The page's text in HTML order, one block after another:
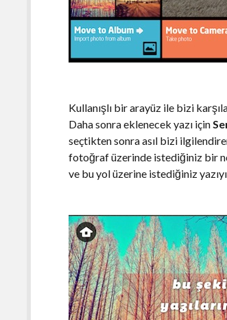
Kullanışlı bir arayüz ile bizi
Daha sonra eklenecek yazı için
seçtikten sonra asıl bizi
fotoğraf üzerinde istediğiniz bir
ve bu yol üzerine istediğiniz